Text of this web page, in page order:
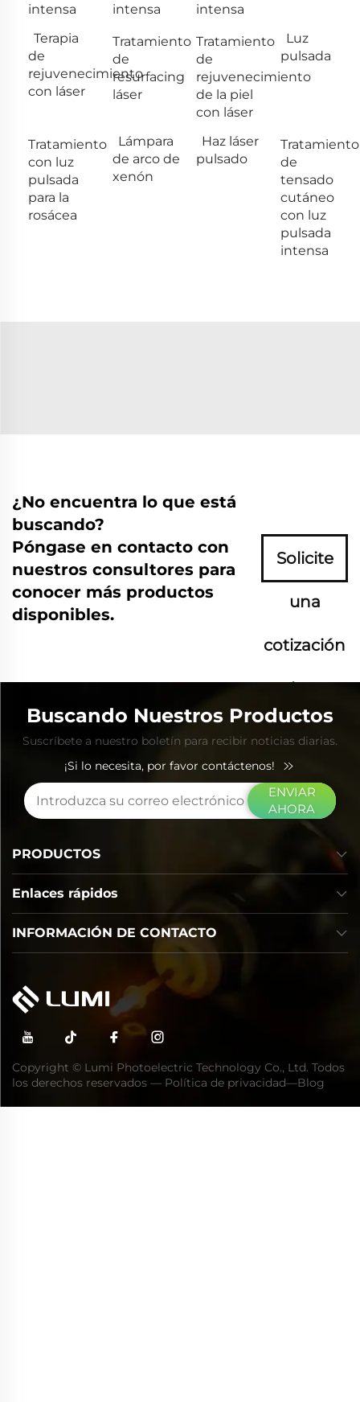
intensa
intensa
intensa
Terapia
de
rejuvenecimiento
con láser
Tratamiento
de
resurfacing
láser
Tratamiento
de
rejuvenecimiento
de la piel
con láser
Luz
pulsada
Tratamiento
con luz
pulsada
para la
rosácea
Lámpara
de arco de
xenón
Haz láser
pulsado
Tratamiento
de
tensado
cutáneo
con luz
pulsada
intensa
¿No encuentra lo que está
buscando?
Póngase en contacto con
nuestros consultores para
conocer más productos
disponibles.
Solicite
una
cotización
ahora
Buscando Nuestros Productos
Suscríbete a nuestro boletín para recibir noticias diarias.
¡Si lo necesita, por favor contáctenos!
ENVIAR
AHORA
Enlaces rápidos
PRODUCTOS
INFORMACIÓN DE CONTACTO
Copyright © Lumi Photoelectric Technology Co., Ltd. Todos
los derechos reservados — Política de privacidad—Blog